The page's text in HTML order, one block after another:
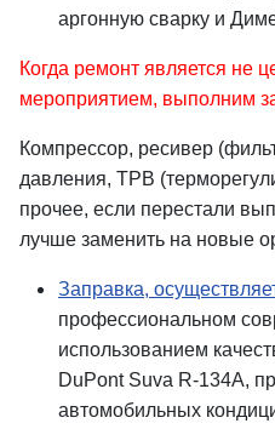
аргонную сварку и
Когда ремонт является не
мероприятием, выполним
Компрессор, ресивер
давления, ТРВ
прочее, если перестали
лучше заменить на новые
Заправка,
профессиональном
использованием
DuPont Suva R-134A,
автомобильных